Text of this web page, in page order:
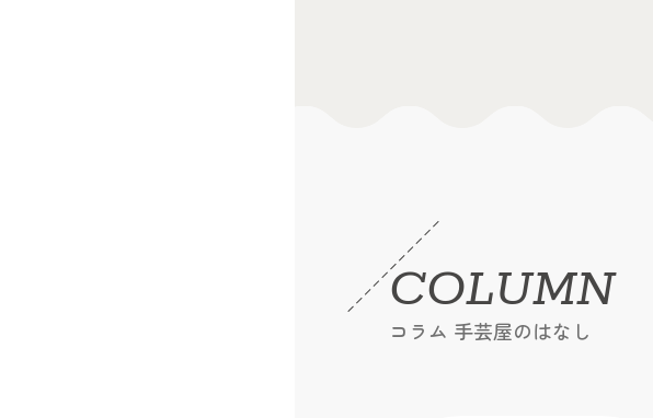
COLUMN
コラム 手芸屋のはなし